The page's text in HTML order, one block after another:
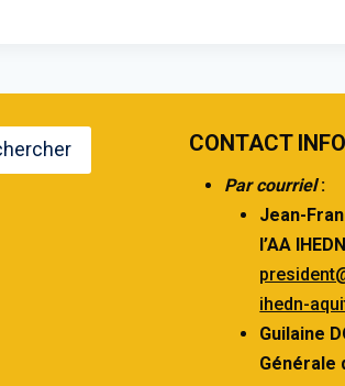
CONTACT INFO
Par courriel:
Jean-
l’AA
ihedn-
Guilaine
Générale